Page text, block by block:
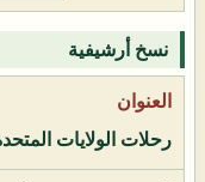
نسخ أرشيفية
رحلات الولايات